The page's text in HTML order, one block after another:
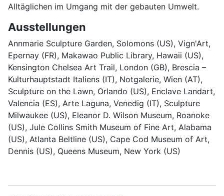
Alltäglichen im Umgang mit der gebauten Umwelt.
Ausstellungen
Annmarie Sculpture Garden, Solomons (US), Vign'Art,
Epernay (FR), Makawao Public Library, Hawaii (US),
Kensington Chelsea Art Trail, London (GB), Brescia –
Kulturhauptstadt Italiens (IT), Notgalerie, Wien (AT),
Sculpture on the Lawn, Orlando (US), Enclave Landart,
Valencia (ES), Arte Laguna, Venedig (IT), Sculpture
Milwaukee (US), Eleanor D. Wilson Museum, Roanoke
(US), Jule Collins Smith Museum of Fine Art, Alabama
(US), Atlanta Beltline (US), Cape Cod Museum of Art,
Dennis (US), Queens Museum, New York (US)